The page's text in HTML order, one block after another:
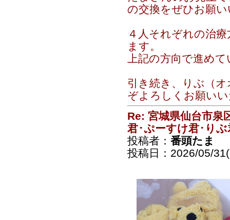
の交換をぜひお願
４人それぞれの治
ます。
上記の方向で進め
引き続き、りぶ（
ぞよろしくお願い
Re: 宮城県仙台市泉
君･ぷーすけ君･りぶ
投稿者： 番頭たま
投稿日：2026/05/